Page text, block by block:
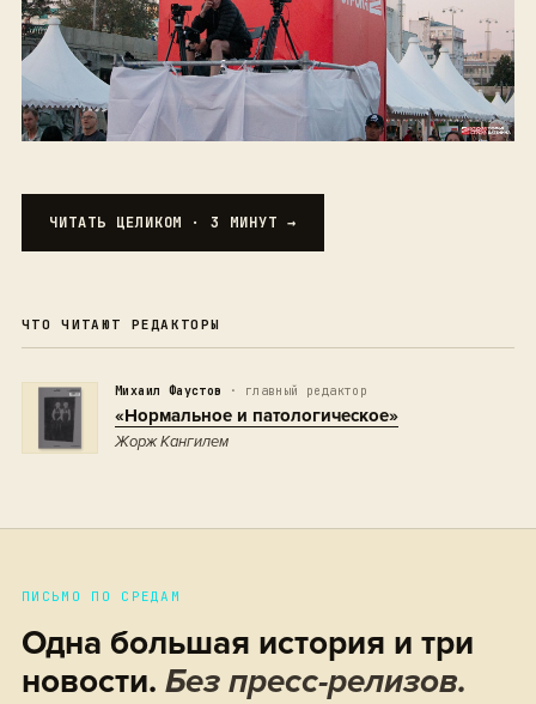
ЧИТАТЬ ЦЕЛИКОМ · 3 МИНУТ →
ЧТО ЧИТАЮТ РЕДАКТОРЫ
Михаил Фаустов · главный редактор
«Нормальное и патологическое»
Жорж Кангилем
ПИСЬМО ПО СРЕДАМ
Одна большая история и три
новости. Без пресс-релизов.